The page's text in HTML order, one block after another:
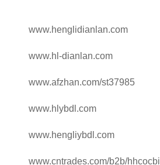
www.henglidianlan.com
www.hl-dianlan.com
www.afzhan.com/st37985
www.hlybdl.com
www.hengliybdl.com
www.cntrades.com/b2b/hhcocbi